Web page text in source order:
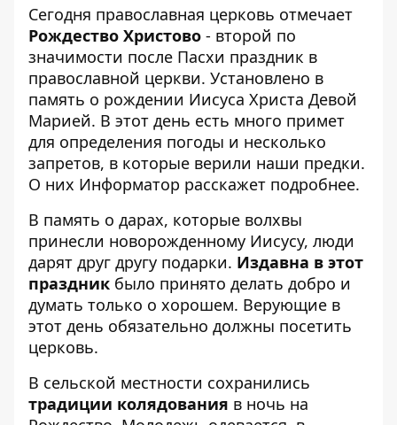
Сегодня православная церковь отмечает
Рождество Христово - второй по
значимости после Пасхи праздник в
православной церкви. Установлено в
память о рождении Иисуса Христа Девой
Марией. В этот день есть много примет
для определения погоды и несколько
запретов, в которые верили наши предки.
О них Информатор расскажет подробнее.
В память о дарах, которые волхвы
принесли новорожденному Иисусу, люди
дарят друг другу подарки. Издавна в этот
праздник было принято делать добро и
думать только о хорошем. Верующие в
этот день обязательно должны посетить
церковь.
В сельской местности сохранились
традиции колядования в ночь на